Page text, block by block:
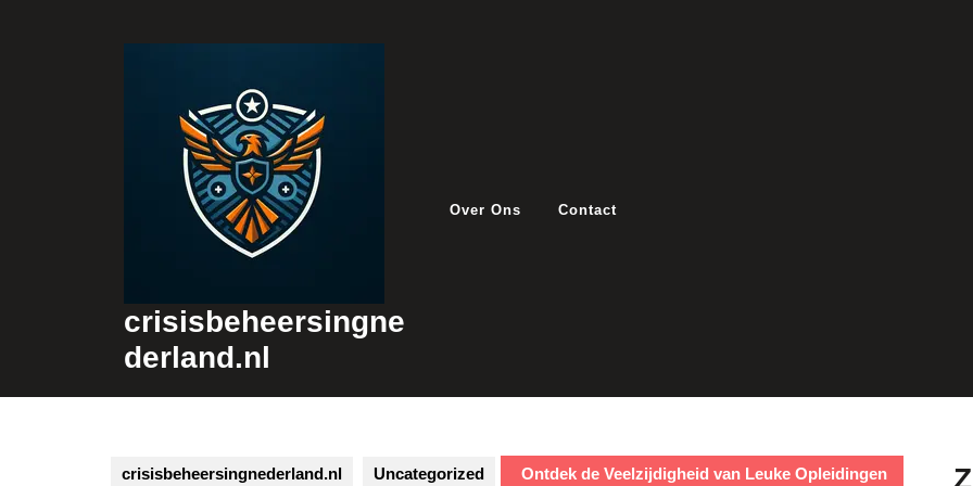
crisisbeheersingne
derland.nl
Over Ons Contact
crisisbeheersingnederland.nl Uncategorized Ontdek de Veelzijdigheid van Leuke Opleidingen